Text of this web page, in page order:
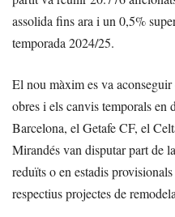
assolida fins ara i un 0,5%
temporada 2024/25.
El nou màxim es va
obres i els canvis temporals en
Barcelona, el Getafe CF, el
Mirandés van disputar part de
reduïts o en estadis
respectius projectes de